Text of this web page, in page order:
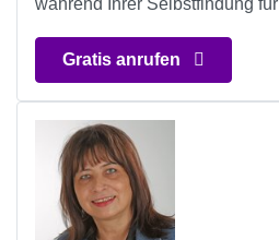
während Ihrer Selbstfindung
Gratis anrufen